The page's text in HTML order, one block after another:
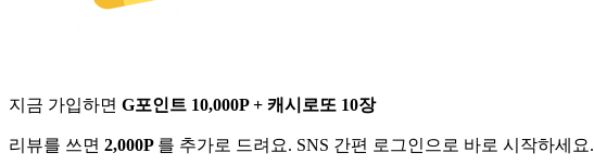
지금 가입하면 G포인트 10,000P + 캐시로또 10장
리뷰를 쓰면 2,000P 를 추가로 드려요. SNS 간편 로그인으로 바로 시작하세요.